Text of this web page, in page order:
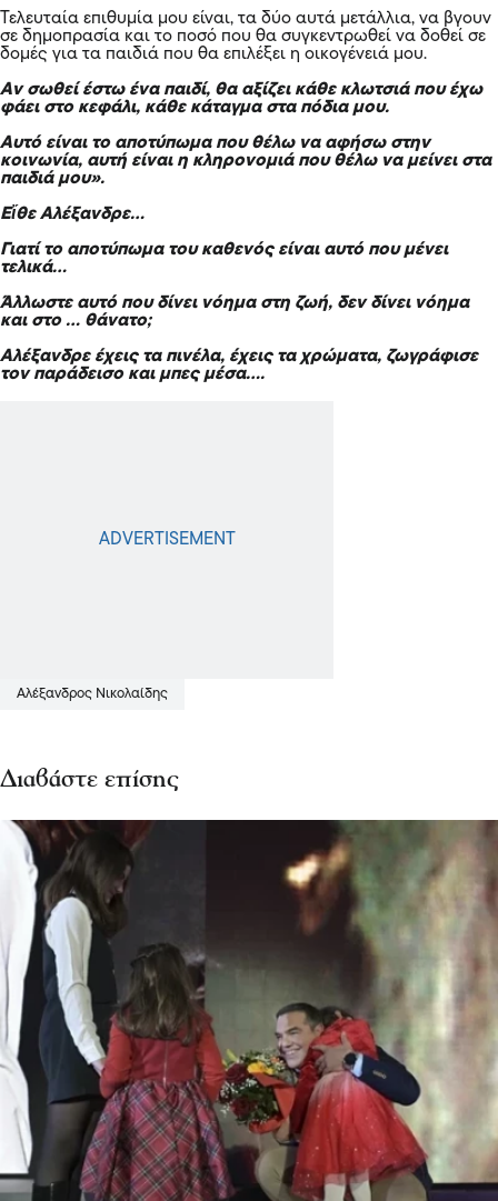
Τελευταία επιθυμία μου είναι, τα δύο αυτά μετάλλια, να βγουν
σε δημοπρασία και το ποσό που θα συγκεντρωθεί να δοθεί σε
δομές για τα παιδιά που θα επιλέξει η οικογένειά μου.
Αν σωθεί έστω ένα παιδί, θα αξίζει κάθε κλωτσιά που έχω
φάει στο κεφάλι, κάθε κάταγμα στα πόδια μου.
Αυτό είναι το αποτύπωμα που θέλω να αφήσω στην
κοινωνία, αυτή είναι η κληρονομιά που θέλω να μείνει στα
παιδιά μου».
Εἴθε Αλέξανδρε…
Γιατί το αποτύπωμα του καθενός είναι αυτό που μένει
τελικά…
Άλλωστε αυτό που δίνει νόημα στη ζωή, δεν δίνει νόημα
και στο … θάνατο;
Αλέξανδρε έχεις τα πινέλα, έχεις τα χρώματα, ζωγράφισε
τον παράδεισο και μπες μέσα….
Αλέξανδρος Νικολαίδης
Διαβάστε επίσης